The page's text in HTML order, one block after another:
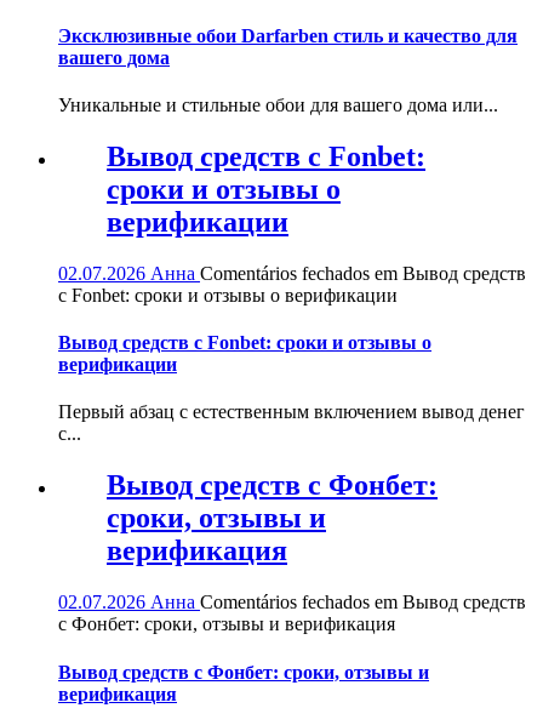
Эксклюзивные обои Darfarben стиль и качество для
вашего дома
Уникальные и стильные обои для вашего дома или...
Вывод средств с Fonbet:
сроки и отзывы о
верификации
02.07.2026 Анна Comentários fechados em Вывод средств
с Fonbet: сроки и отзывы о верификации
Вывод средств с Fonbet: сроки и отзывы о
верификации
Первый абзац с естественным включением вывод денег
с...
Вывод средств с Фонбет:
сроки, отзывы и
верификация
02.07.2026 Анна Comentários fechados em Вывод средств
с Фонбет: сроки, отзывы и верификация
Вывод средств с Фонбет: сроки, отзывы и
верификация